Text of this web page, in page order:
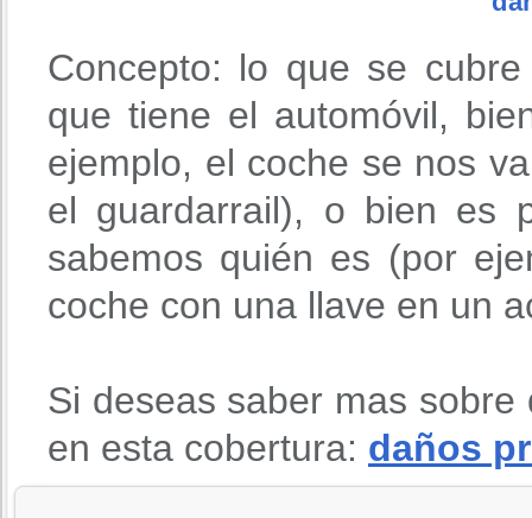
Concepto: lo que se
que tiene el automóvil,
ejemplo, el coche se nos
el guardarrail), o bien es
sabemos quién es (por
coche con una llave en un
Si deseas saber mas
en esta cobertura: daños